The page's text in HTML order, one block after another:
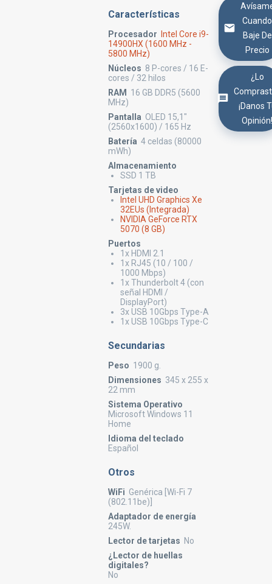
Características
Procesador
Intel Core i9-
14900HX (1600 MHz -
5800 MHz)
Núcleos 8 P-cores / 16 E-
cores / 32 hilos
RAM
16 GB DDR5 (5600
MHz)
Pantalla OLED 15,1"
(2560x1600) / 165 Hz
Batería 4 celdas (80000
mWh)
Almacenamiento
SSD 1 TB
Tarjetas de video
Intel UHD Graphics Xe
32EUs (Integrada)
NVIDIA GeForce RTX
5070 (8 GB)
Puertos
1x HDMI 2.1
1x RJ45 (10 / 100 /
1000 Mbps)
1x Thunderbolt 4 (con
señal HDMI /
DisplayPort)
3x USB 10Gbps Type-A
1x USB 10Gbps Type-C
Secundarias
Peso 1900 g.
Dimensiones 345 x 255 x
22 mm
Sistema Operativo
Microsoft Windows 11
Home
Idioma del teclado
Español
Otros
WiFi Genérica [Wi-Fi 7
(802.11be)]
Adaptador de energía
245W.
Lector de tarjetas No
¿Lector de huellas
digitales?
No
Cuando
Baje De
Precio
¿Lo
¡Danos